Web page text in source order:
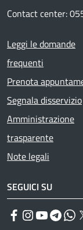
Contact center:
Footer
Leggi le domande
frequenti
Prenota
Segnala disservizio
Amministrazione
trasparente
Note legali
SEGUICI SU
Facebook
Instagram
YouTube